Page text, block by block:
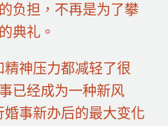
负担，不再是为了攀
典礼。
神压力都减轻了很
已经成为一种新风
婚事新办后的最大变化